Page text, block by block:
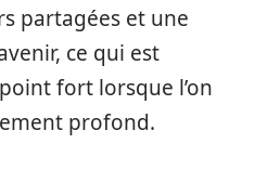
partagées et une
ce qui est
fort lorsque l’on
profond.